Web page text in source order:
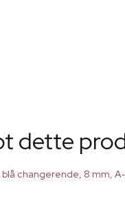
dette
blå changerende, 8 mm,